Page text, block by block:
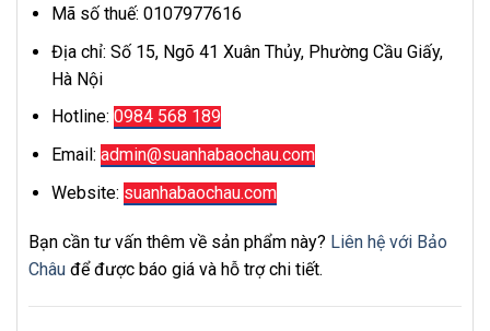
Mã số thuế: 0107977616
Địa chỉ: Số 15, Ngõ 41 Xuân Thủy, Phường Cầu Giấy,
Hà Nội
Hotline: 0984 568 189
Email: admin@suanhabaochau.com
Website: suanhabaochau.com
Bạn cần tư vấn thêm về sản phẩm này? Liên hệ với Bảo
Châu để được báo giá và hỗ trợ chi tiết.